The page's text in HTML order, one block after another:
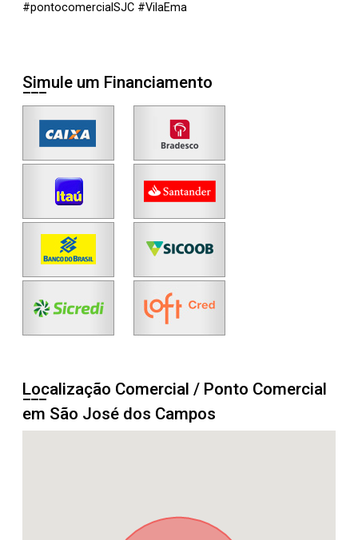
#pontocomercialSJC #VilaEma
Simule um Financiamento
Localização Comercial / Ponto Comercial
em São José dos Campos